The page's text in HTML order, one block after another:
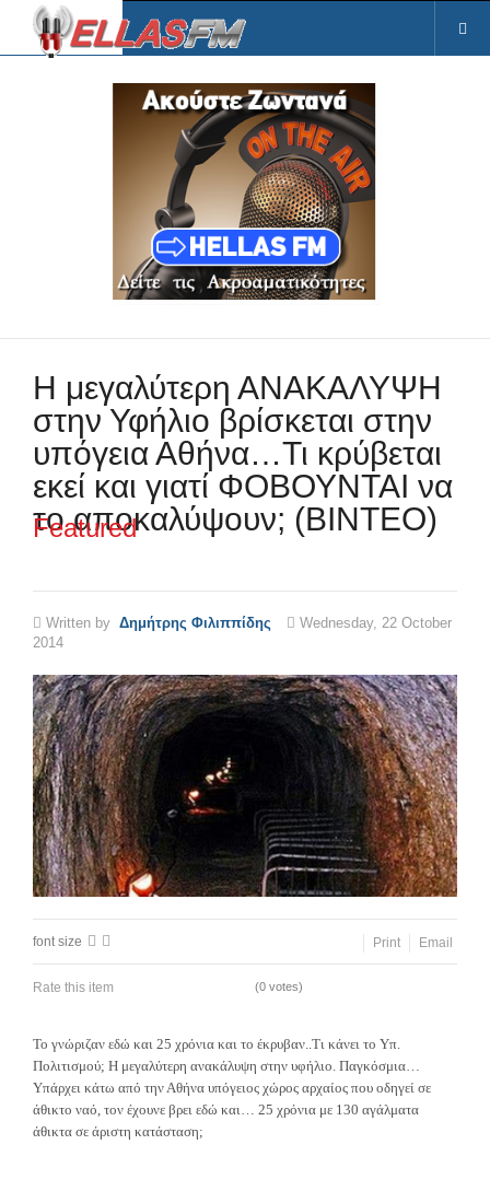
Η μεγαλύτερη ΑΝΑΚΑΛΥΨΗ
στην Υφήλιο βρίσκεται στην
υπόγεια Αθήνα…Τι κρύβεται
εκεί και γιατί ΦΟΒΟΥΝΤΑΙ να
το αποκαλύψουν; (ΒΙΝΤΕΟ)
Featured
Written by Δημήτρης Φιλιππίδης
Wednesday, 22 October
2014
font size Print Email
Rate this item (0 votes)
Το γνώριζαν εδώ και 25 χρόνια και το έκρυβαν..Τι κάνει το Υπ.
Πολιτισμού; Η μεγαλύτερη ανακάλυψη στην υφήλιο. Παγκόσμια…
Υπάρχει κάτω από την Αθήνα υπόγειος χώρος αρχαίος που οδηγεί σε
άθικτο ναό, τον έχουνε βρει εδώ και… 25 χρόνια με 130 αγάλματα
άθικτα σε άριστη κατάσταση;